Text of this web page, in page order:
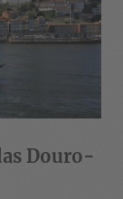
Douro-